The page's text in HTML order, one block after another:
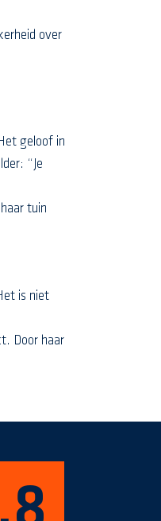
over
geloof in
“Je
tuin
is niet
Door haar